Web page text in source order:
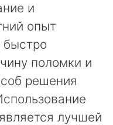
и
опыт
быстро
поломки и
решения
лучшей